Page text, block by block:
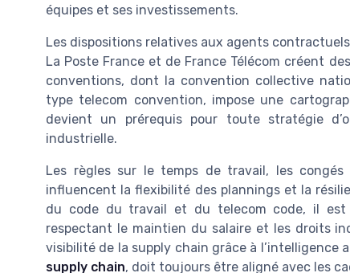
équipes et ses investissements.
Les dispositions relatives aux agents
La Poste France et de France Télécom créent
conventions, dont la convention collective
type telecom convention, impose une
devient un prérequis pour toute stratégie
industrielle.
Les règles sur le temps de travail, les
influencent la flexibilité des plannings et la
du code du travail et du telecom code, il est
respectant le maintien du salaire et les droits
visibilité de la supply chain grâce à l’intelligence
supply chain, doit toujours être aligné avec les